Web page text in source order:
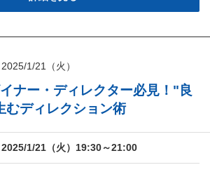
2025/1/21（火）
ナー・ディレクター必見！"良
むディレクション術
2025/1/21（火）19:30～21:00